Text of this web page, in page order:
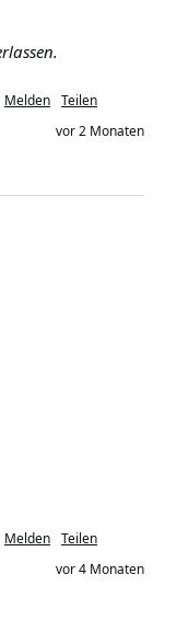
Melden Teilen
vor 2 Monaten
Melden Teilen
vor 4 Monaten